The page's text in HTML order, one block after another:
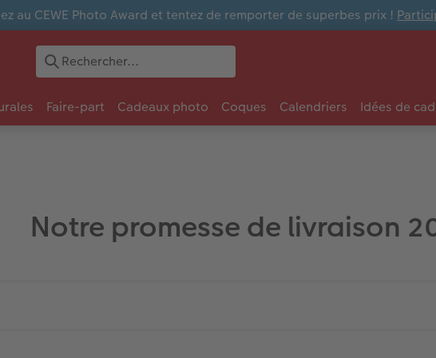
au CEWE Photo Award et tentez de remporter de superbes prix !
Faire-part Cadeaux photo Coques Calendriers Idées de
Notre promesse de livraison